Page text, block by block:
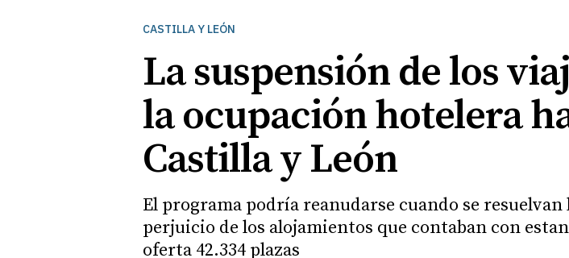
CASTILLA Y LEÓN
La suspensión de los
la ocupación hotelera
Castilla y León
El programa podría reanudarse cuando se resuelvan
perjuicio de los alojamientos que contaban con
oferta 42.334 plazas